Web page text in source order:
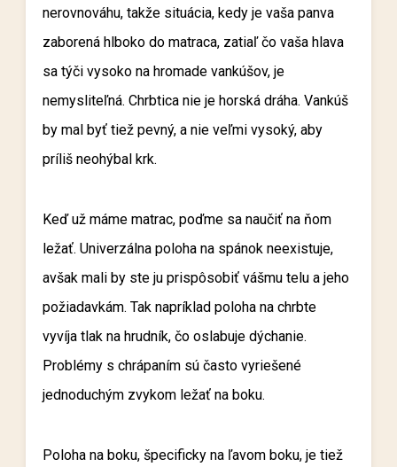
nerovnováhu, takže situácia, kedy je vaša panva
zaborená hlboko do matraca, zatiaľ čo vaša hlava
sa týči vysoko na hromade vankúšov, je
nemysliteľná. Chrbtica nie je horská dráha. Vankúš
by mal byť tiež pevný, a nie veľmi vysoký, aby
príliš neohýbal krk.
Keď už máme matrac, poďme sa naučiť na ňom
ležať. Univerzálna poloha na spánok neexistuje,
avšak mali by ste ju prispôsobiť vášmu telu a jeho
požiadavkám. Tak napríklad poloha na chrbte
vyvíja tlak na hrudník, čo oslabuje dýchanie.
Problémy s chrápaním sú často vyriešené
jednoduchým zvykom ležať na boku.
Poloha na boku, špecificky na ľavom boku, je tiež